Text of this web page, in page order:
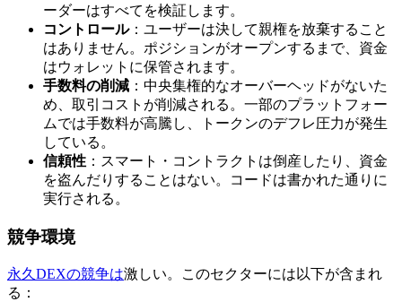
ーダーはすべてを検証します。
コントロール：ユーザーは決して親権を放棄すること
はありません。ポジションがオープンするまで、資金
はウォレットに保管されます。
手数料の削減 ：中央集権的なオーバーヘッドがないた
め、取引コストが削減される。一部のプラットフォー
ムでは手数料が高騰し、トークンのデフレ圧力が発生
している。
信頼性 ：スマート・コントラクトは倒産したり、資金
を盗んだりすることはない。コードは書かれた通りに
実行される。
競争環境
永久DEXの競争は激しい。このセクターには以下が含まれ
る：